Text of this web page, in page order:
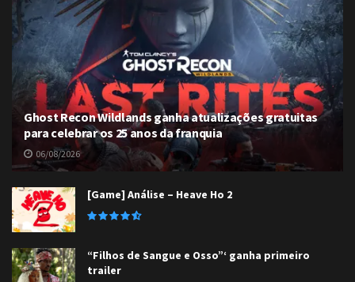
Ghost Recon Wildlands ganha atualizações gratuitas
para celebrar os 25 anos da franquia
06/08/2026
[Game] Análise – Heave Ho 2
“Filhos de Sangue e Osso”‘ ganha primeiro
trailer